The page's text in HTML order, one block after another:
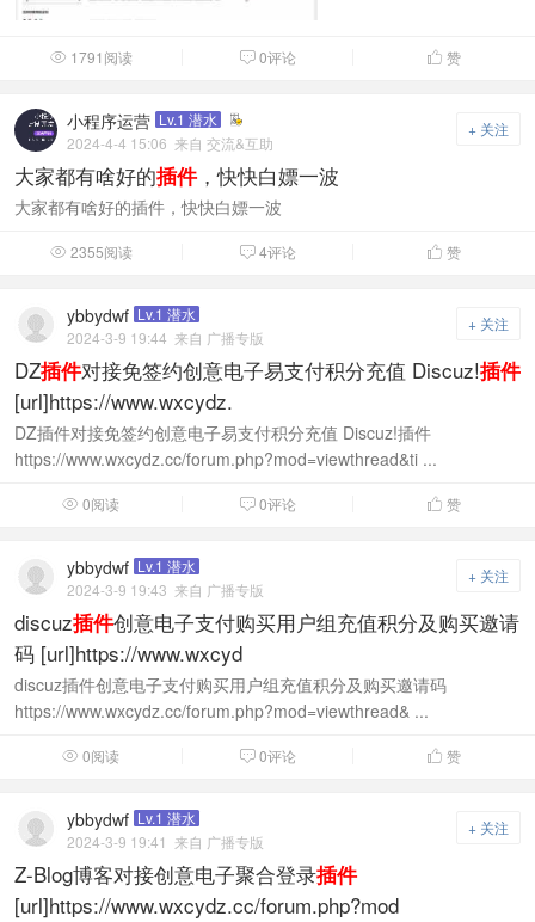
 1791阅读  0评论  赞
+ 关注
小程序运营 Lv.1 潜水
2024-4-4 15:06 来自 交流&互助
大家都有啥好的插件，快快白嫖一波
大家都有啥好的插件，快快白嫖一波
 2355阅读  4评论  赞
+ 关注
ybbydwf Lv.1 潜水
2024-3-9 19:44 来自 广播专版
DZ插件对接免签约创意电子易支付积分充值 Discuz!插件
[url]https://www.wxcydz.
DZ插件对接免签约创意电子易支付积分充值 Discuz!插件
https://www.wxcydz.cc/forum.php?mod=viewthread&ti ...
 0阅读  0评论  赞
+ 关注
ybbydwf Lv.1 潜水
2024-3-9 19:43 来自 广播专版
discuz插件创意电子支付购买用户组充值积分及购买邀请
码 [url]https://www.wxcyd
discuz插件创意电子支付购买用户组充值积分及购买邀请码
https://www.wxcydz.cc/forum.php?mod=viewthread& ...
 0阅读  0评论  赞
+ 关注
ybbydwf Lv.1 潜水
2024-3-9 19:41 来自 广播专版
Z-Blog博客对接创意电子聚合登录插件
[url]https://www.wxcydz.cc/forum.php?mod